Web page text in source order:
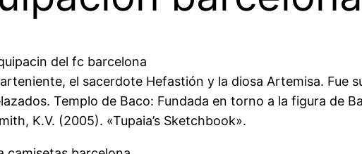
el sacerdote Hefastión y la diosa Artemisa. Fue
Templo de Baco: Fundada en torno a la figura de
K.V. (2005). «Tupaia’s Sketchbook».